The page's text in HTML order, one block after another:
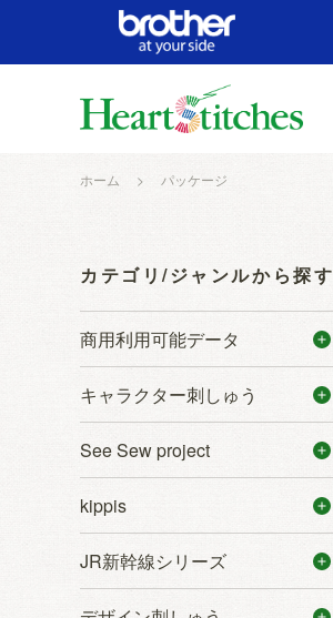
ホーム > パッケージ
カテゴリ/ジャンルから探す
商用利用可能データ
キャラクター刺しゅう
See Sew project
kippis
JR新幹線シリーズ